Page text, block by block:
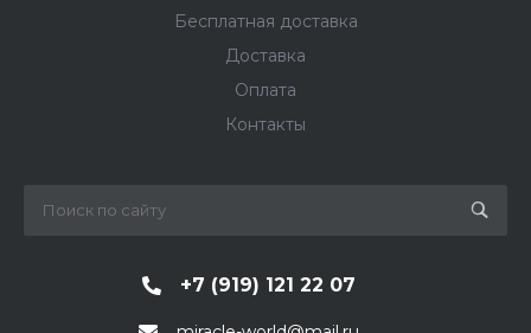
Бесплатная доставка
Доставка
Оплата
Контакты
+7 (919) 121 22 07